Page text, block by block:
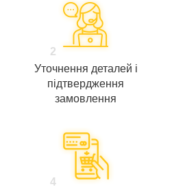
2
Уточнення деталей і
підтвердження
замовлення
4